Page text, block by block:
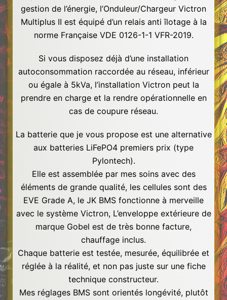
gestion de l’énergie, l’Onduleur/Chargeur Victron
Multiplus II est équipé d’un relais anti îlotage à la
norme Française VDE 0126-1-1 VFR-2019.
Si vous disposez déjà d’une installation
autoconsommation raccordée au réseau, inférieur
ou égale à 5kVa, l’installation Victron peut la
prendre en charge et la rendre opérationnelle en
cas de coupure réseau.
La batterie que je vous propose est une alternative
aux batteries LiFePO4 premiers prix (type
Pylontech).
Elle est assemblée par mes soins avec des
éléments de grande qualité, les cellules sont des
EVE Grade A, le JK BMS fonctionne à merveille
avec le système Victron, L’enveloppe extérieure de
marque Gobel est de très bonne facture,
chauffage inclus.
Chaque batterie est testée, mesurée, équilibrée et
réglée à la réalité, et non pas juste sur une fiche
technique constructeur.
Mes réglages BMS sont orientés longévité, plutôt